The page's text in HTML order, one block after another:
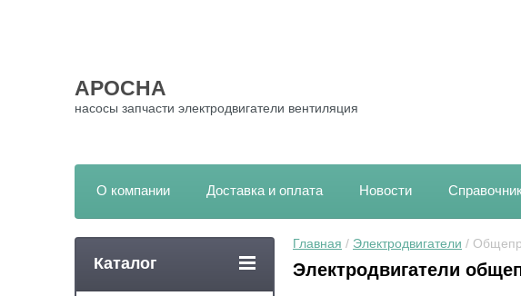
АРОСНА
насосы запчасти электродвигатели вентиляция
О компании Доставка и оплата Новости
Главная / Электродвигатели /
Электродвигатели
Каталог